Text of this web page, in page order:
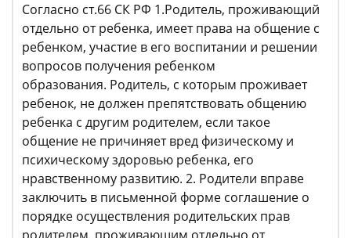
Согласно ст.66 СК РФ 1.Родитель, проживающий
отдельно от ребенка, имеет права на общение с
ребенком, участие в его воспитании и решении
вопросов получения ребенком
образования. Родитель, с которым проживает
ребенок, не должен препятствовать общению
ребенка с другим родителем, если такое
общение не причиняет вред физическому и
психическому здоровью ребенка, его
нравственному развитию. 2. Родители вправе
заключить в письменной форме соглашение о
порядке осуществления родительских прав